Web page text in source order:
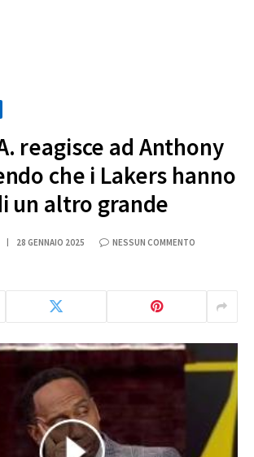
reagisce ad Anthony
che i Lakers hanno
un altro grande
28 GENNAIO 2025 NESSUN COMMENTO